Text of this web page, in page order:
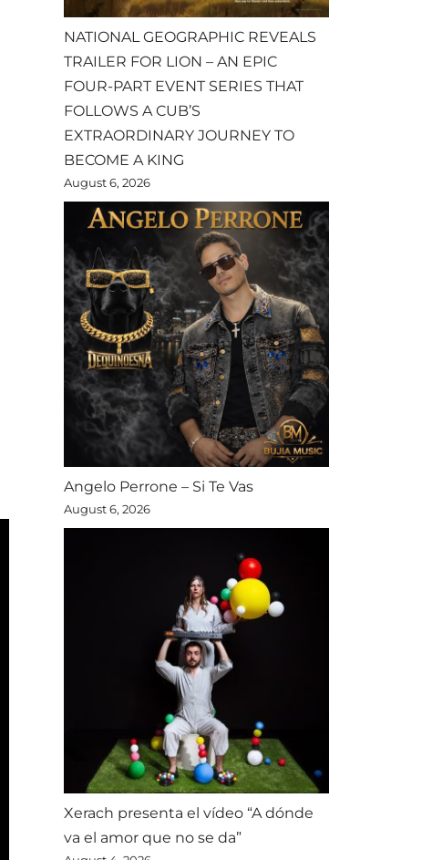
NATIONAL GEOGRAPHIC REVEALS
TRAILER FOR LION – AN EPIC
FOUR-PART EVENT SERIES THAT
FOLLOWS A CUB’S
EXTRAORDINARY JOURNEY TO
BECOME A KING
August 6, 2026
Angelo Perrone – Si Te Vas
August 6, 2026
Xerach presenta el vídeo “A dónde
va el amor que no se da”